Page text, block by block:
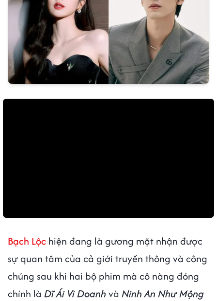
Bạch Lộc hiện đang là gương mặt nhận được
sự quan tâm của cả giới truyền thông và công
chúng sau khi hai bộ phim mà cô nàng đóng
chính là Dĩ Ái Vi Doanh và Ninh An Như Mộng